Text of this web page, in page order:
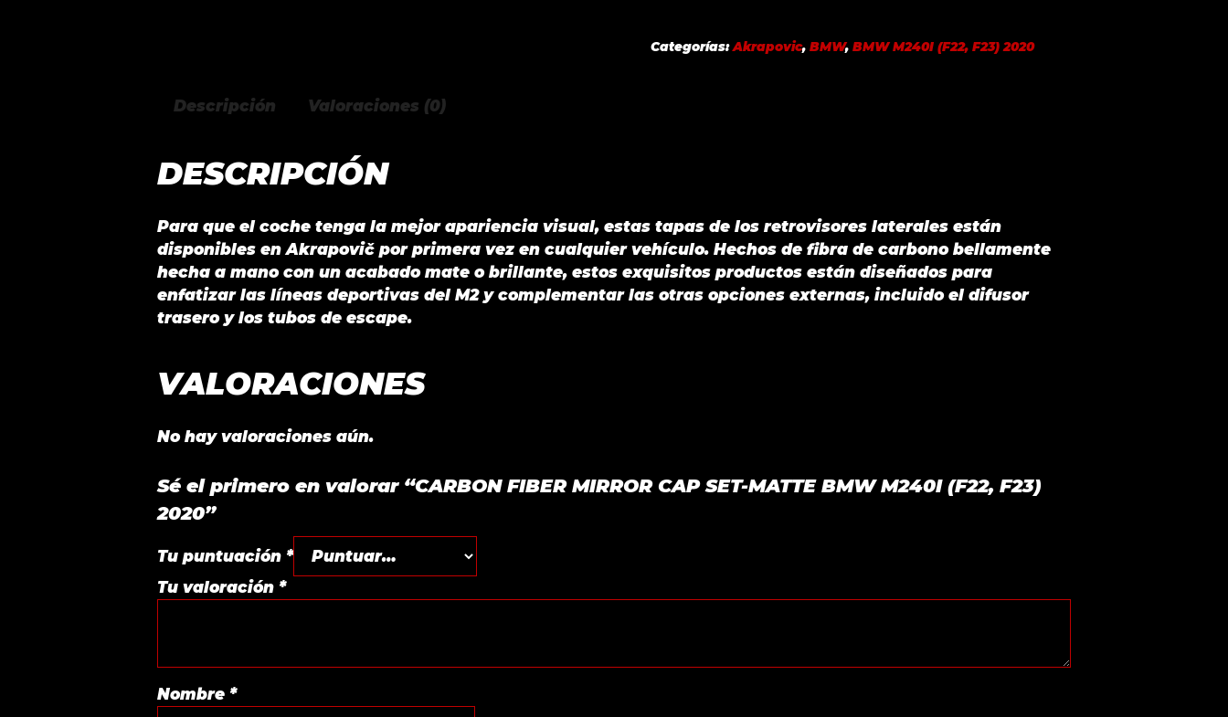
SET-
Categorías:Akrapovic, BMW, BMW M240I (F22, F23) 2020
Descripción Valoraciones (0)
DESCRIPCIÓN
Para que el coche tenga la mejor apariencia visual, estas tapas de los retrovisores laterales están
disponibles en Akrapovič por primera vez en cualquier vehículo. Hechos de fibra de carbono bellamente
hecha a mano con un acabado mate o brillante, estos exquisitos productos están diseñados para
enfatizar las líneas deportivas del M2 y complementar las otras opciones externas, incluido el difusor
trasero y los tubos de escape.
VALORACIONES
No hay valoraciones aún.
Sé el primero en valorar “CARBON FIBER MIRROR CAP SET-MATTE BMW M240I (F22, F23)
2020”
Tu puntuación *
Tu valoración *
Nombre *